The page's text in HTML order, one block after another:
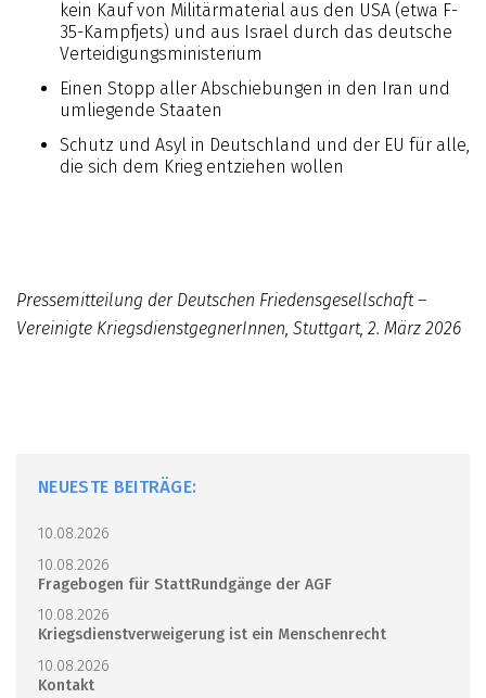
kein Kauf von Militärmaterial aus den USA (etwa F-
35-Kampfjets) und aus Israel durch das deutsche
Verteidigungsministerium
Einen Stopp aller Abschiebungen in den Iran und
umliegende Staaten
Schutz und Asyl in Deutschland und der EU für alle,
die sich dem Krieg entziehen wollen
Pressemitteilung der Deutschen Friedensgesellschaft –
Vereinigte KriegsdienstgegnerInnen, Stuttgart, 2. März 2026
NEUESTE BEITRÄGE:
10.08.2026
10.08.2026
Fragebogen für StattRundgänge der AGF
10.08.2026
Kriegsdienstverweigerung ist ein Menschenrecht
10.08.2026
Kontakt